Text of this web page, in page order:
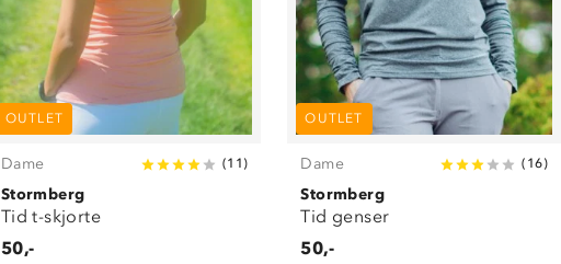
OUTLET
Dame (11 )
Stormberg
Tid t-skjorte
50,-
OUTLET
Dame ( 16)
Stormberg
Tid genser
50,-